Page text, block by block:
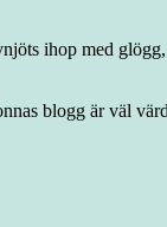
ihop med glögg,
blogg är väl